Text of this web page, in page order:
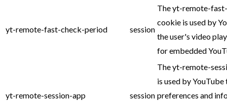
yt-remote-fast-check-period session
The yt-remote-
cookie is used by
the user's video
for embedded
yt-remote-session-app session
The yt-remote-
is used by
preferences and